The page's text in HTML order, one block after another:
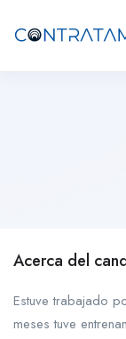
Acerca del
Estuve trabajado
meses tuve